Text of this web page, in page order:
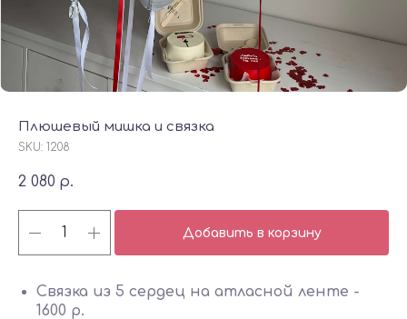
Плюшевый мишка и связка
SKU: 1208
2 080 р.
Добавить в корзину
Связка из 5 сердец на атласной ленте -
1600 р.